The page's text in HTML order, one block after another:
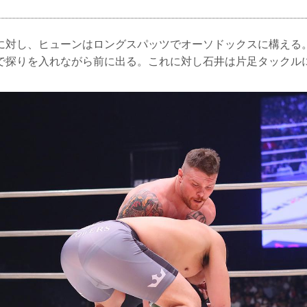
対し、ヒューンはロングスパッツでオーソドックスに構える
探りを入れながら前に出る。これに対し石井は片足タックル